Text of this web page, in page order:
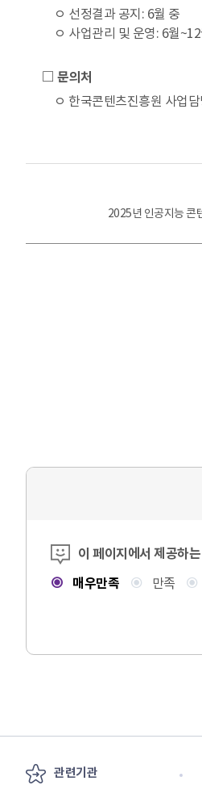
ㅇ 선정결과 공지: 6월 중
ㅇ 사업관리 및 운영: 6월
□ 문의처
ㅇ 한국콘텐츠진흥원 사업
2025년 인공지능 콘
콘텐츠 만족도 조사
이 페이지에서 제공하
매우만족
만족
관련기관
전부 수출 플러스 지원단